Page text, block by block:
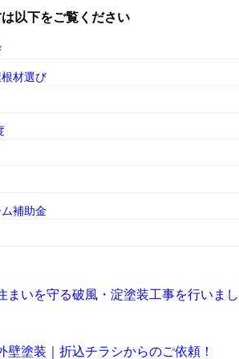
以下をご覧ください
材選び
補助金
まいを守る破風・淀塗装工事を行いま
壁塗装｜折込チラシからのご依頼！